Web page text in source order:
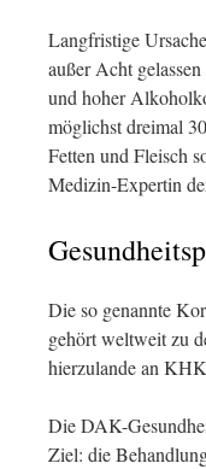
Langfristige
außer Acht
und hoher
möglichst dreimal
Fetten und Fleisch
Medizin-Expertin
Die so genannte
gehört weltweit zu
hierzulande an
Die DAK-
Ziel: die